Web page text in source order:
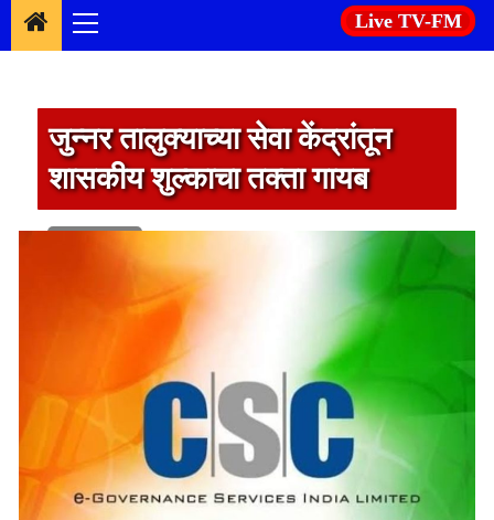
Primary
Menu
Live TV-FM
जुन्नर तालुक्याच्या सेवा केंद्रांतून
शासकीय शुल्काचा तक्ता गायब